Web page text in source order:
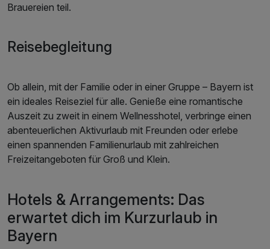
Brauereien teil.
Reisebegleitung
Ob allein, mit der Familie oder in einer Gruppe – Bayern ist
ein ideales Reiseziel für alle. Genieße eine romantische
Auszeit zu zweit in einem Wellnesshotel, verbringe einen
abenteuerlichen Aktivurlaub mit Freunden oder erlebe
einen spannenden Familienurlaub mit zahlreichen
Freizeitangeboten für Groß und Klein.
Hotels & Arrangements: Das
erwartet dich im Kurzurlaub in
Bayern